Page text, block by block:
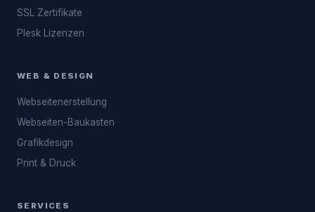
SSL Zertifikate
Plesk Lizenzen
WEB & DESIGN
Webseitenerstellung
Webseiten-Baukasten
Grafikdesign
Print & Druck
SERVICES